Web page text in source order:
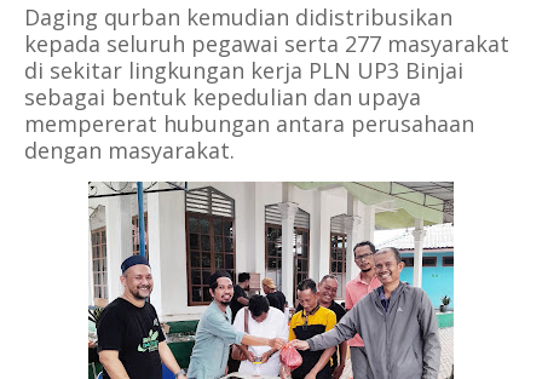
Daging qurban kemudian didistribusikan
kepada seluruh pegawai serta 277 masyarakat
di sekitar lingkungan kerja PLN UP3 Binjai
sebagai bentuk kepedulian dan upaya
mempererat hubungan antara perusahaan
dengan masyarakat.